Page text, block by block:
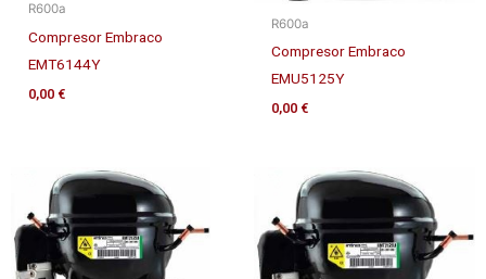
R600a
Compresor Embraco
EMT6144Y
0,00 €
R600a
Compresor Embraco
EMU5125Y
0,00 €